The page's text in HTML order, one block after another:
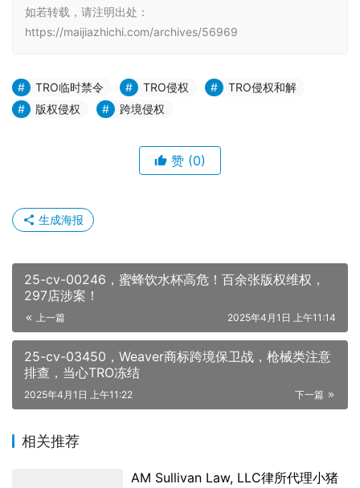
如若转载，请注明出处：
https://maijiazhichi.com/archives/56969
TRO临时禁令 TRO侵权
TRO侵权和解
版权侵权
跨境侵权
赞 (0)
生成海报
25-cv-00246，蜜蜂饮水杯高危！百余张版权维权，
297店涉案！
上一篇 2025年4月1日 上午11:14
25-cv-03450，Weaver商标跨境保卫战，枪械类注意
排查，当心TRO冻结
下一篇
2025年4月1日 上午11:22
相关推荐
AM Sullivan Law, LLC律所代理小猪